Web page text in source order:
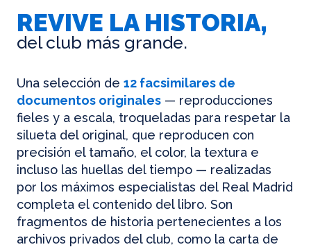
REVIVE LA HISTORIA,
del club más grande.
Una selección de 12 facsimilares de
documentos originales — reproducciones
fieles y a escala, troqueladas para respetar la
silueta del original, que reproducen con
precisión el tamaño, el color, la textura e
incluso las huellas del tiempo — realizadas
por los máximos especialistas del Real Madrid
completa el contenido del libro. Son
fragmentos de historia pertenecientes a los
archivos privados del club, como la carta de